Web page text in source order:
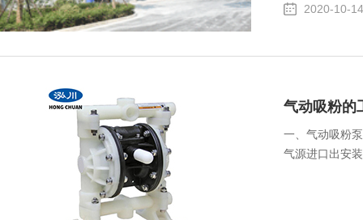
2020-10-14
气动吸粉的
一、气动吸粉
气源进口出安